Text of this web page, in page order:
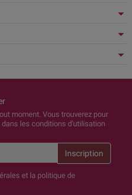
moment. Vous trouverez pour
les conditions d'utilisation
et la politique de